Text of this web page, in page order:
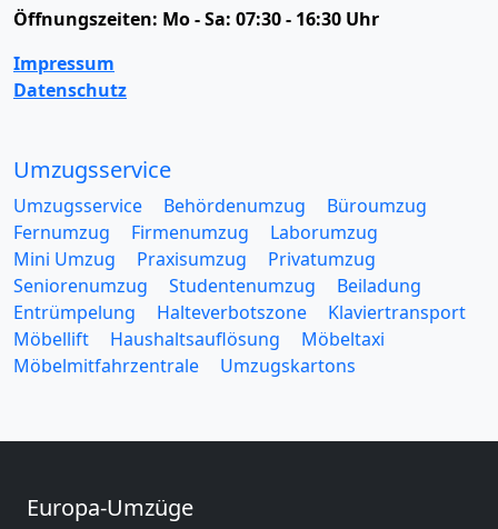
Öffnungszeiten: Mo - Sa: 07:30 - 16:30 Uhr
Impressum
Datenschutz
Umzugsservice
Umzugsservice Behördenumzug
Büroumzug
Fernumzug
Firmenumzug
Laborumzug
Mini Umzug
Praxisumzug
Privatumzug
Seniorenumzug
Studentenumzug
Beiladung
Entrümpelung
Halteverbotszone
Klaviertransport
Möbellift
Haushaltsauflösung
Möbeltaxi
Möbelmitfahrzentrale
Umzugskartons
Europa-Umzüge